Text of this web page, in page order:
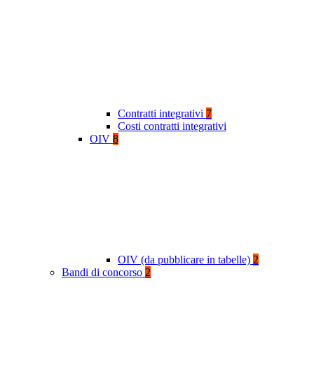
Contratti integrativi 7
Costi contratti integrativi
OIV 8
OIV (da pubblicare in tabelle) 2
Bandi di concorso 2